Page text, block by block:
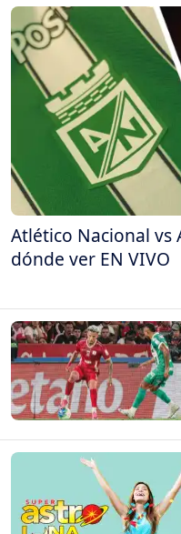
Atlético Nacional vs
dónde ver EN VIVO